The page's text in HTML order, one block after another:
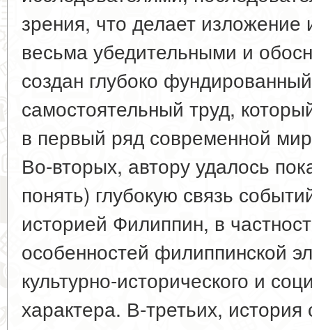
зрения, что делает
весьма убедительными и
создан глубоко
самостоятельный труд,
в первый ряд современной
Во-вторых, автору удалось
понять) глубокую связь
историей Филиппин, в
особенностей филиппинской
культурно-исторического и
характера. В-третьих,